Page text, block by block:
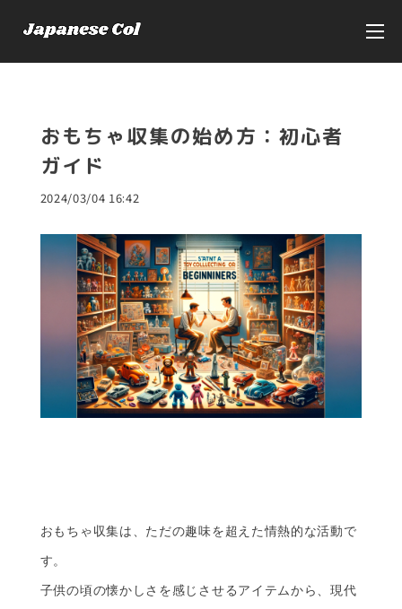
おもちゃ収集の始め方：初心者
ガイド
2024/03/04 16:42
おもちゃ収集は、ただの趣味を超えた情熱的な活動で
す。
子供の頃の懐かしさを感じさせるアイテムから、現代